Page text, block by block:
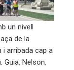
un nivell
de la
i arribada cap a
Nelson.